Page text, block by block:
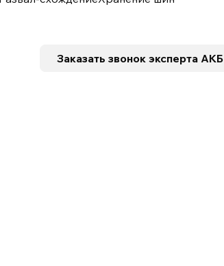
Заказать звонок эксперта АКБ